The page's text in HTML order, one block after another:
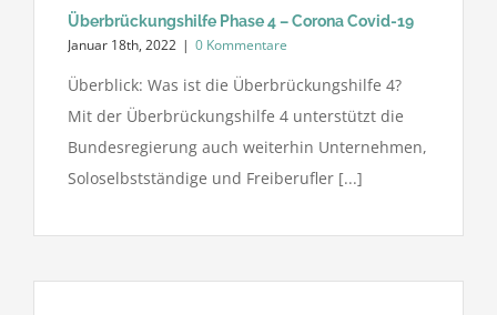
Überbrückungshilfe Phase 4 – Corona Covid-19
Januar 18th, 2022 | 0 Kommentare
Überblick: Was ist die Überbrückungshilfe 4?
Mit der Überbrückungshilfe 4 unterstützt die
Bundesregierung auch weiterhin Unternehmen,
Soloselbstständige und Freiberufler [...]